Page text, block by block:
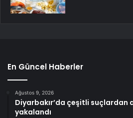
En Güncel Haberler
Ağustos 9, 2026
Diyarbakır’da çeşitli suçlardan
yakalandı